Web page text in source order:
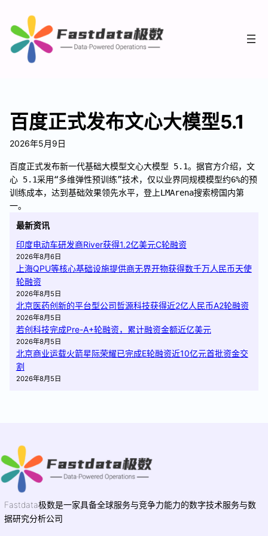
百度正式发布文心大模型5.1
2026年5月9日
百度正式发布新一代基础大模型文心大模型 5.1。据官方介绍，文
心 5.1采用“多维弹性预训练”技术，仅以业界同规模模型约6%的预
训练成本，达到基础效果领先水平，登上LMArena搜索榜国内第
一。
最新资讯
印度电动车研发商River获得1.2亿美元C轮融资
2026年8月6日
上海QPU等核心基础设施提供商无界开物获得数千万人民币天使
轮融资
2026年8月5日
北京医药创新的平台型公司哲源科技获得近2亿人民币A2轮融资
2026年8月5日
若创科技完成Pre-A+轮融资，累计融资金额近亿美元
2026年8月5日
北京商业运载火箭星际荣耀已完成E轮融资近10亿元首批资金交
割
2026年8月5日
Fastdata极数是一家具备全球服务与竞争力能力的数字技术服务与数
据研究分析公司